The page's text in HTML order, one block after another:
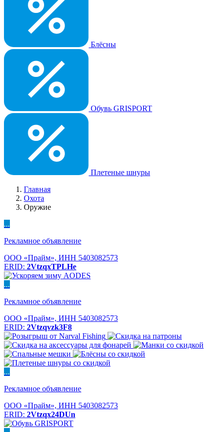
Блёсны
Обувь GRISPORT
Плетеные шнуры
Главная
Охота
Оружие
...
Рекламное объявление
ООО «Прайм», ИНН 5403082573
ERID: 2VtzqxTPLHe
...
Рекламное объявление
ООО «Прайм», ИНН 5403082573
ERID: 2Vtzqvzk3F8
...
Рекламное объявление
ООО «Прайм», ИНН 5403082573
ERID: 2Vtzqx24DUn